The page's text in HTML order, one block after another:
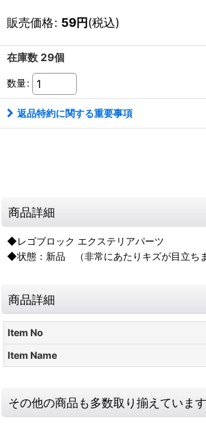
販売価格: 59円(税込)
在庫数 29個
数量:
返品特約に関する重要事項
商品詳細
◆レゴブロック エクステリアパーツ
◆状態：新品 （非常にあたりキズが目立ちま
商品詳細
Item No
Item Name
その他の商品も多数取り揃えています